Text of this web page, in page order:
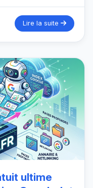
Lire la suite
ultime